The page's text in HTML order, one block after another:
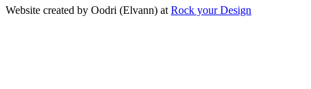
Website created by Oodri (Elvann) at Rock your Design